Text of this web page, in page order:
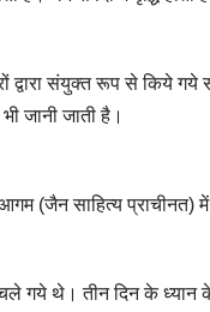
संयुक्त रूप से किये गये
जानी जाती है।
(जैन साहित्य प्राचीनत)
गये थे। तीन दिन के ध्यान